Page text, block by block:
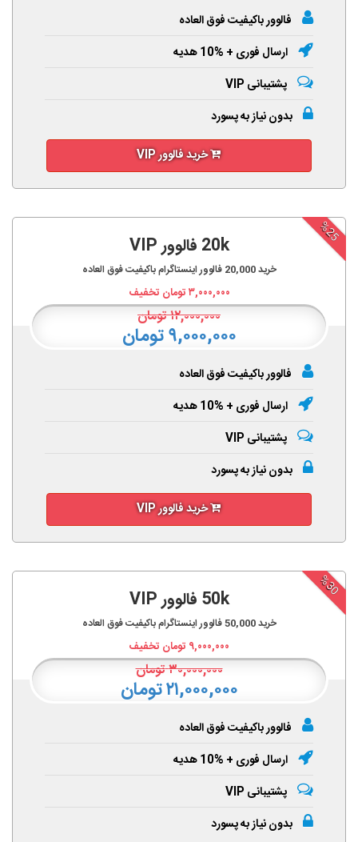
فالوور باکیفیت فوق العاده
ارسال فوری + %10 هدیه
پشتیبانی VIP
بدون نیاز به پسورد
خرید فالوور VIP
%25
20k فالوور VIP
خرید20,000 فالوور اینستاگرام باکیفیت فوق العاده
۳,۰۰۰,۰۰۰تومان تخفیف
۱۲,۰۰۰,۰۰۰تومان
۹,۰۰۰,۰۰۰ تومان
فالوور باکیفیت فوق العاده
ارسال فوری + %10 هدیه
پشتیبانی VIP
بدون نیاز به پسورد
خرید فالوور VIP
%30
50k فالوور VIP
خرید50,000فالوور اینستاگرام باکیفیت فوق العاده
۹,۰۰۰,۰۰۰ تومان تخفیف
۳۰,۰۰۰,۰۰۰تومان
۲۱,۰۰۰,۰۰۰ تومان
فالوور باکیفیت فوق العاده
ارسال فوری + %10 هدیه
پشتیبانی VIP
بدون نیاز به پسورد